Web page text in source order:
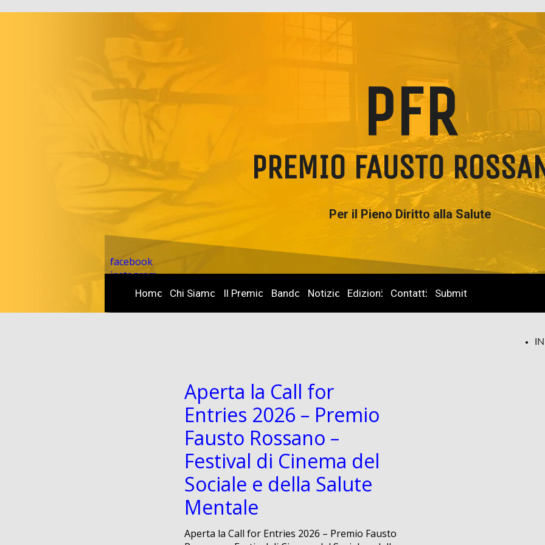
PFR
PREMIO FAUSTO
Per il Pieno Diritto alla Salute
facebook
instagram
youtubeHome Chi Siamo Il Premio Bando Notizie Edizioni Contatti Submit
Aperta la Call for
Entries 2026 – Premio
Fausto Rossano –
Festival di Cinema del
Sociale e della Salute
Mentale
Aperta la Call for Entries 2026 – Premio Fausto